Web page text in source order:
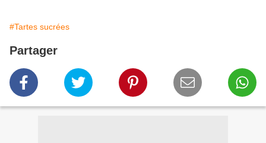
#Tartes sucrées
Partager